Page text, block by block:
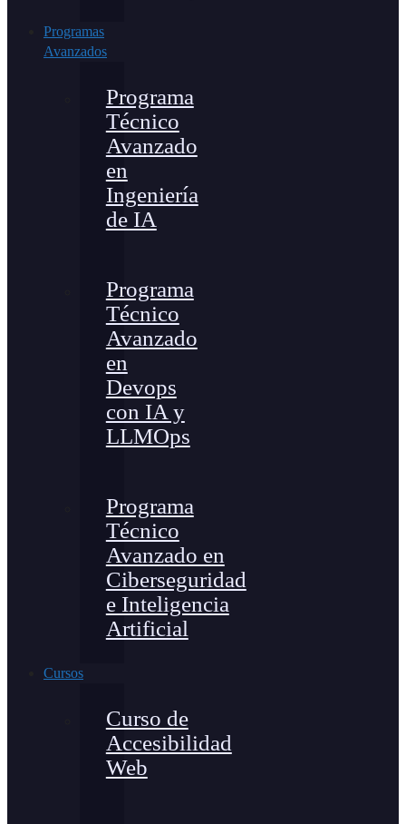
Programas
Avanzados
Programa
Técnico
Avanzado
en
Ingeniería
de IA
Programa
Técnico
Avanzado
en
Devops
con IA y
LLMOps
Programa
Técnico
Avanzado en
Ciberseguridad
e Inteligencia
Artificial
Cursos
Curso de
Accesibilidad
Web